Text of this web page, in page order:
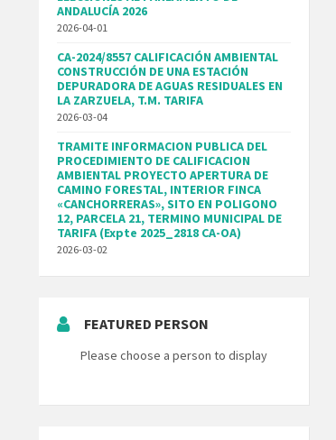
ANDALUCÍA 2026
2026-04-01
CA-2024/8557 CALIFICACIÓN AMBIENTAL
CONSTRUCCIÓN DE UNA ESTACIÓN
DEPURADORA DE AGUAS RESIDUALES EN
LA ZARZUELA, T.M. TARIFA
2026-03-04
TRAMITE INFORMACION PUBLICA DEL
PROCEDIMIENTO DE CALIFICACION
AMBIENTAL PROYECTO APERTURA DE
CAMINO FORESTAL, INTERIOR FINCA
«CANCHORRERAS», SITO EN POLIGONO
12, PARCELA 21, TERMINO MUNICIPAL DE
TARIFA (Expte 2025_2818 CA-OA)
2026-03-02
FEATURED PERSON
Please choose a person to display